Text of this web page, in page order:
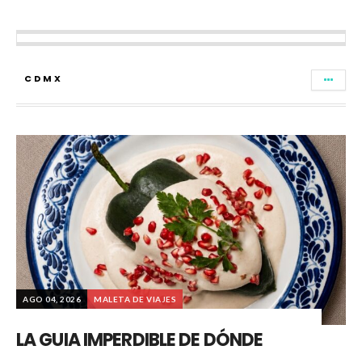
CDMX
AGO 04, 2026 MALETA DE VIAJES
LA GUIA IMPERDIBLE DE DÓNDE